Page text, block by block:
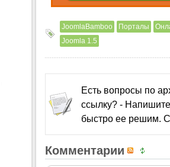
JoomlaBamboo Порталы
Joomla 1.5
Есть вопросы по
ссылку? -
быстро ее решим.
Комментарии